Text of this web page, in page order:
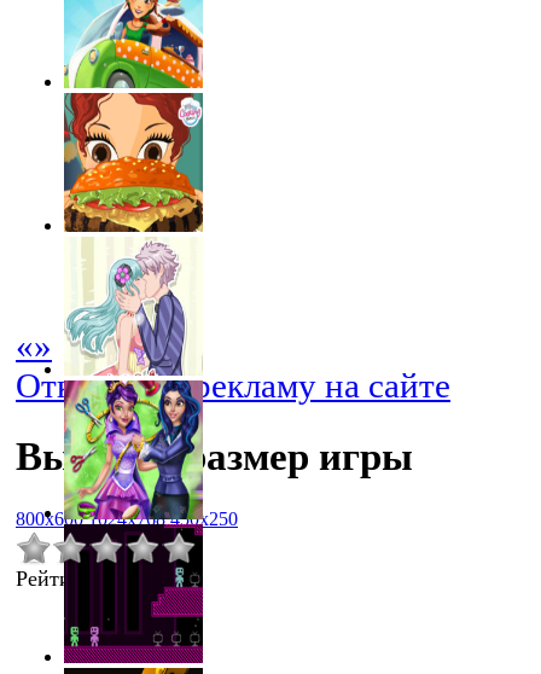
«»
Отключить рекламу на сайте
Выбрать размер игры
800x600 1024x768 450x250
Рейтинг